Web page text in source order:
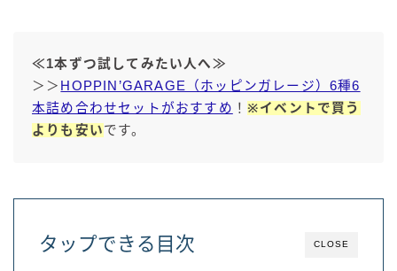
≪1本ずつ試してみたい人へ≫
＞＞ HOPPIN’GARAGE（ホッピンガレージ）6種6
本詰め合わせセットがおすすめ ！※イベントで買う
よりも安いです。
CLOSE
タップできる目次